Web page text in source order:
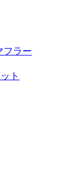
フラー
ト